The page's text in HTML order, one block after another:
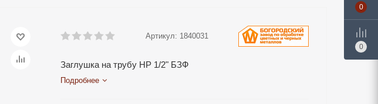
Артикул: 1840031
Заглушка на трубу НР 1/2" БЗФ
Подробнее
0
0